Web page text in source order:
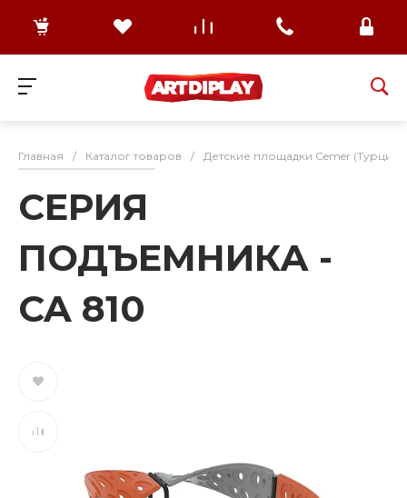
Главная / Каталог товаров / Детские площадки Cemer (Турция)
СЕРИЯ
ПОДЪЕМНИКА -
CA 810